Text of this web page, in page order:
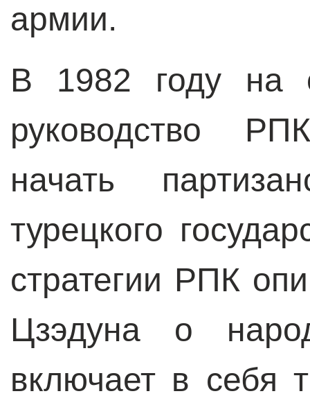
армии.
В 1982 году на
руководство
начать
турецкого
стратегии РПК
Цзэдуна о
включает в себя